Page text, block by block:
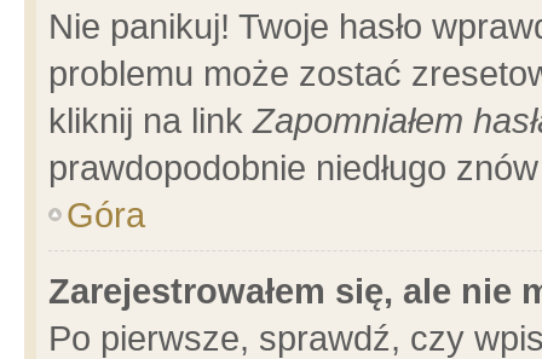
Nie panikuj! Twoje hasło
problemu może zostać
kliknij na linkZapomniałem
prawdopodobnie niedługo
Góra
Zarejestrowałem się, ale nie
Po pierwsze, sprawdź, czy